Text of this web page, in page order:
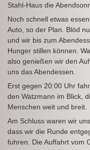
Stahl-Haus die
Noch schnell etwas
Auto, so der Plan. Blöd
und wir bis zum
Hunger stillen können.
also genießen wir den
uns das Abendessen.
Erst gegen 20:00 Uhr
den Watzmann im Blick,
Menschen weit und breit.
Am Schluss waren wir
dass wir die Runde
fuhren. Die Auffahrt vom